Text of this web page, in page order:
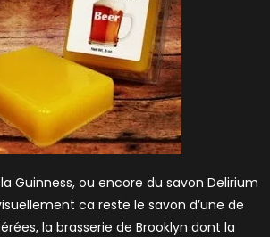
Guinness, ou encore du savon Delirium
ca reste le savon d’une de
la brasserie de Brooklyn dont la